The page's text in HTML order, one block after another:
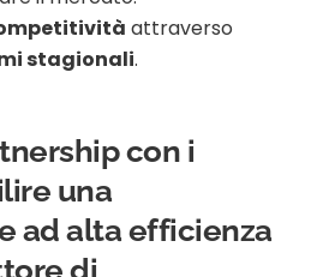
attraverso
stagionali.
con i
una
ad alta efficienza